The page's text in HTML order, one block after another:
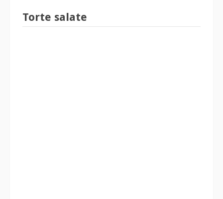
Torte salate